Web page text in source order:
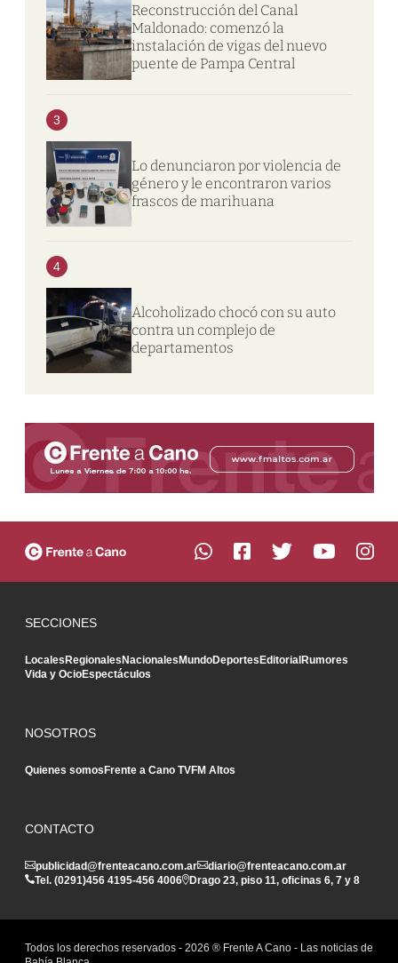
Reconstrucción del Canal
Maldonado: comenzó la
instalación de vigas del nuevo
puente de Pampa Central
3
Lo denunciaron por violencia de
género y le encontraron varios
frascos de marihuana
4
Alcoholizado chocó con su auto
contra un complejo de
departamentos
SECCIONES
LocalesRegionalesNacionalesMundoDeportesEditorialRumores
Vida y OcioEspectáculos
NOSOTROS
Quienes somosFrente a Cano TVFM Altos
CONTACTO
publicidad@frenteacano.com.ar
diario@frenteacano.com.ar
Tel. (0291)456 4195-456 4006 Drago 23, piso 11, oficinas 6, 7 y 8
Todos los derechos reservados - 2026 ® Frente A Cano - Las noticias de